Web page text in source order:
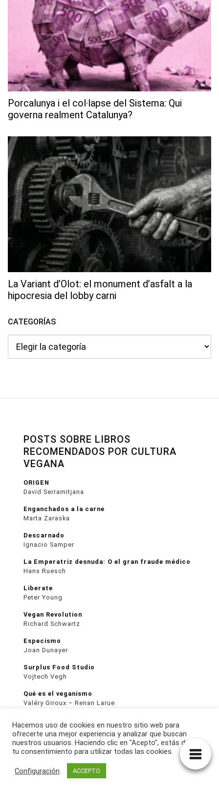
Porcalunya i el col·lapse del Sistema: Qui
governa realment Catalunya?
La Variant d’Olot: el monument d’asfalt a la
hipocresia del lobby carni
CATEGORÍAS
POSTS SOBRE LIBROS
RECOMENDADOS POR CULTURA
VEGANA
ORIGEN
David Serramitjana
Enganchados a la carne
Marta Zaraska
Descarnado
Ignacio Samper
La Emperatriz desnuda: O el gran fraude médico
Hans Ruesch
Liberate
Peter Young
Vegan Revolution
Richard Schwartz
Especismo
Joan Dunayer
Surplus Food Studio
Vojtech Vegh
Qué es el veganismo
Valéry Giroux – Renan Larue
Joseph de la Paz
Simona Kossak
Anna Kamińska
La voz de los animales
Hacemos uso de cookies en nuestro sitio web para
ofrecerte una mejor experiencia y analizar que buscan
nuestros usuarios. Haciendo clic en "Acepto", estás dando
tu consentimiento para utilizar todas las cookies.
Configuración ACCEPTO